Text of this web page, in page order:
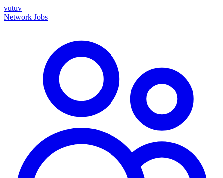
vutuv
Network Jobs